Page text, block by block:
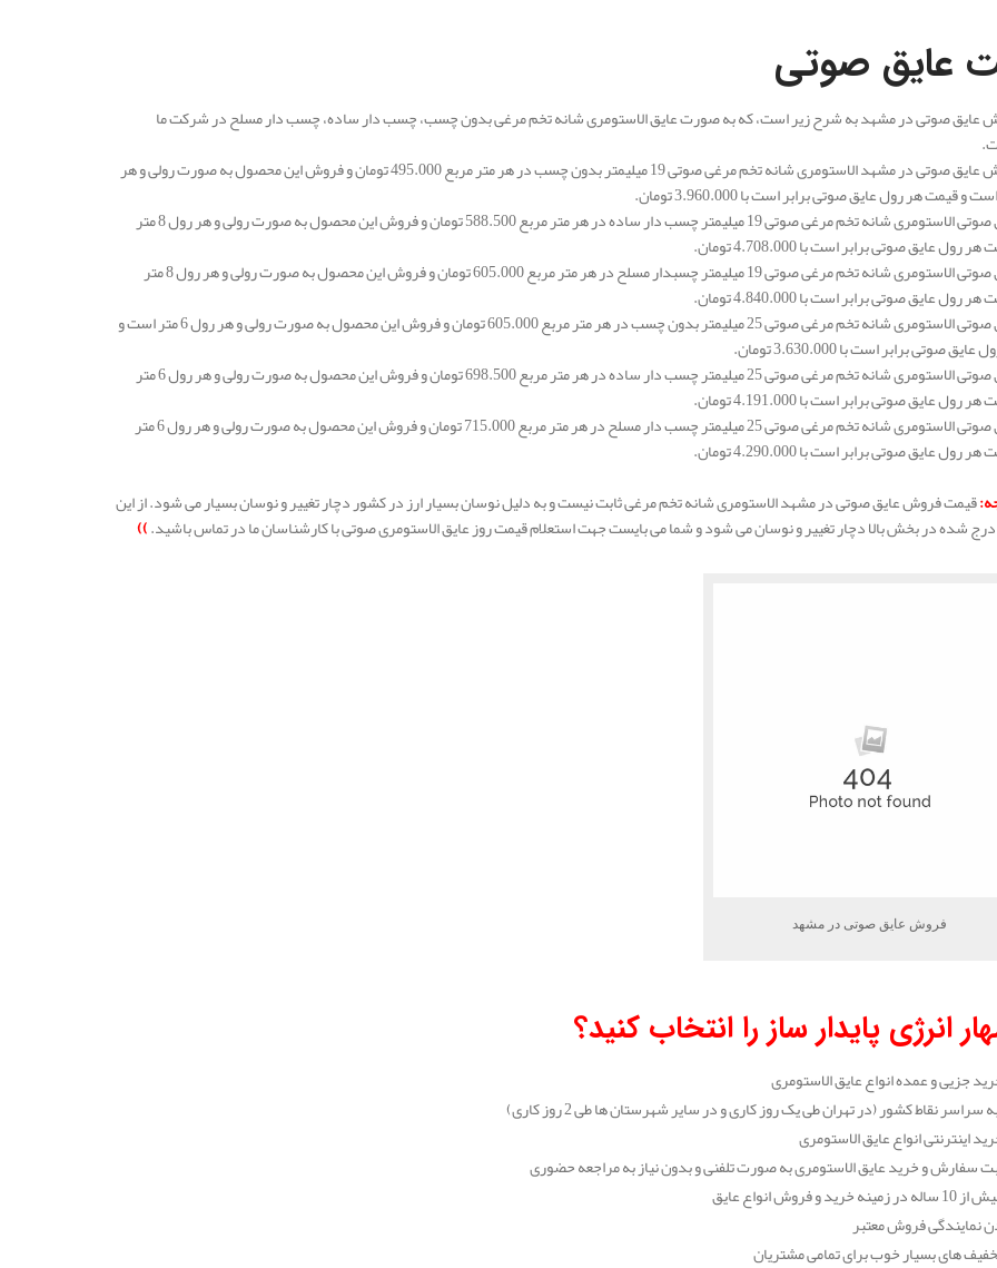
عایق صوتی
عایق صوتی در مشهد به شرح زیر است، که به صورت عایق الاستومری شانه تخم مرغی بدون چسب، چسب دار ساده، چسب دار مسلح در شرکت ما
قیمت فروش عایق صوتی در مشهد الاستومری شانه تخم مرغی صوتی 19 میلیمتر بدون چسب در هر متر مربع 495.000 تومان و فروش این محصول به صورت رولی و هر
قیمت عایق صوتی الاستومری شانه تخم مرغی صوتی 19 میلیمتر چسب دار ساده در هر متر مربع 588.500 تومان و فروش این محصول به صورت رولی و هر رول 8 متر
عایق صوتی برابر است با 4.708.000 تومان.
قیمت عایق صوتی الاستومری شانه تخم مرغی صوتی 19 میلیمتر چسبدار مسلح در هر متر مربع 605.000 تومان و فروش این محصول به صورت رولی و هر رول 8 متر
عایق صوتی برابر است با 4.840.000 تومان.
قیمت عایق صوتی الاستومری شانه تخم مرغی صوتی 25 میلیمتر بدون چسب در هر متر مربع 605.000 تومان و فروش این محصول به صورت رولی و هر رول 6 متر است و
صوتی برابر است با 3.630.000 تومان.
قیمت عایق صوتی الاستومری شانه تخم مرغی صوتی 25 میلیمتر چسب دار ساده در هر متر مربع 698.500 تومان و فروش این محصول به صورت رولی و هر رول 6 متر
عایق صوتی برابر است با 4.191.000 تومان.
قیمت عایق صوتی الاستومری شانه تخم مرغی صوتی 25 میلیمتر چسب دار مسلح در هر متر مربع 715.000 تومان و فروش این محصول به صورت رولی و هر رول 6 متر
عایق صوتی برابر است با 4.290.000 تومان.
:قیمت فروش عایق صوتی در مشهد الاستومری شانه تخم مرغی ثابت نیست و به دلیل نوسان بسیار ارز در کشور دچار تغییر و نوسان بسیار می شود. از این
شده در بخش بالا دچار تغییر و نوسان می شود و شما می بایست جهت استعلام قیمت روز عایق الاستومری صوتی با کارشناسان ما در تماس باشید.))
فروش عایق صوتی در مشهد
انرژی پایدار ساز را انتخاب کنید؟